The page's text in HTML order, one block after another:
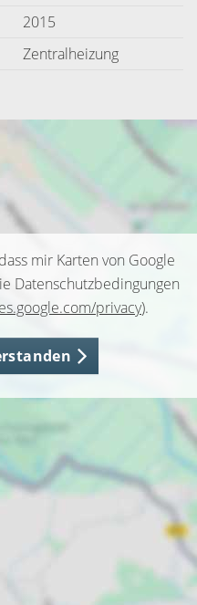
2015
Zentralheizung
mir Karten von Google
Datenschutzbedingungen
privacy).